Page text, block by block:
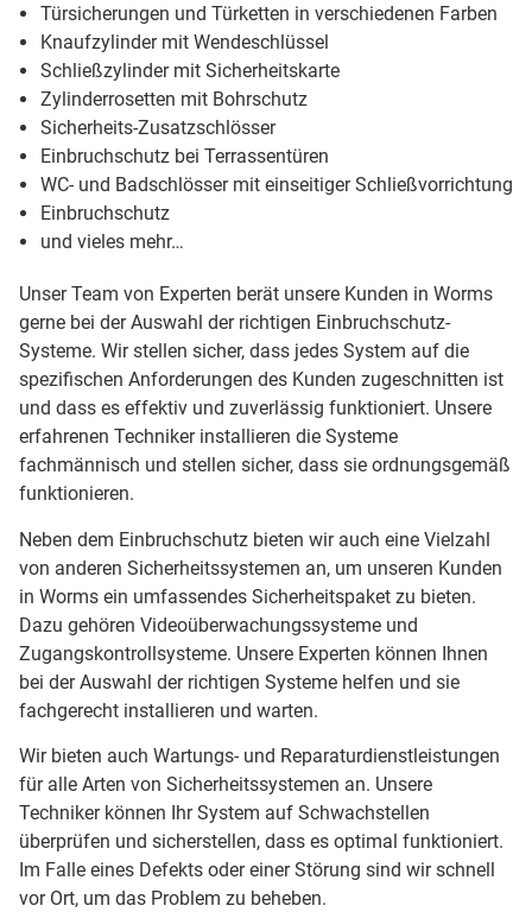
Türsicherungen und Türketten in verschiedenen Farben
Knaufzylinder mit Wendeschlüssel
Schließzylinder mit Sicherheitskarte
Zylinderrosetten mit Bohrschutz
Sicherheits-Zusatzschlösser
Einbruchschutz bei Terrassentüren
WC- und Badschlösser mit einseitiger Schließvorrichtung
Einbruchschutz
und vieles mehr…
Unser Team von Experten berät unsere Kunden in Worms
gerne bei der Auswahl der richtigen Einbruchschutz-
Systeme. Wir stellen sicher, dass jedes System auf die
spezifischen Anforderungen des Kunden zugeschnitten ist
und dass es effektiv und zuverlässig funktioniert. Unsere
erfahrenen Techniker installieren die Systeme
fachmännisch und stellen sicher, dass sie ordnungsgemäß
funktionieren.
Neben dem Einbruchschutz bieten wir auch eine Vielzahl
von anderen Sicherheitssystemen an, um unseren Kunden
in Worms ein umfassendes Sicherheitspaket zu bieten.
Dazu gehören Videoüberwachungssysteme und
Zugangskontrollsysteme. Unsere Experten können Ihnen
bei der Auswahl der richtigen Systeme helfen und sie
fachgerecht installieren und warten.
Wir bieten auch Wartungs- und Reparaturdienstleistungen
für alle Arten von Sicherheitssystemen an. Unsere
Techniker können Ihr System auf Schwachstellen
überprüfen und sicherstellen, dass es optimal funktioniert.
Im Falle eines Defekts oder einer Störung sind wir schnell
vor Ort, um das Problem zu beheben.